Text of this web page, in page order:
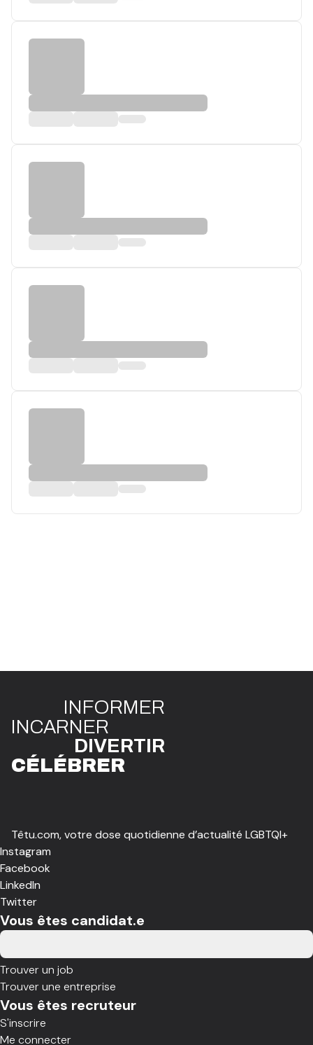
INFORMER
INCARNER
DIVERTIR
CÉLÉBRER
Têtu.com, votre dose quotidienne d’actualité LGBTQI+
Instagram
Facebook
LinkedIn
Twitter
Vous êtes candidat.e
Trouver un job
Trouver une entreprise
Vous êtes recruteur
S'inscrire
Me connecter